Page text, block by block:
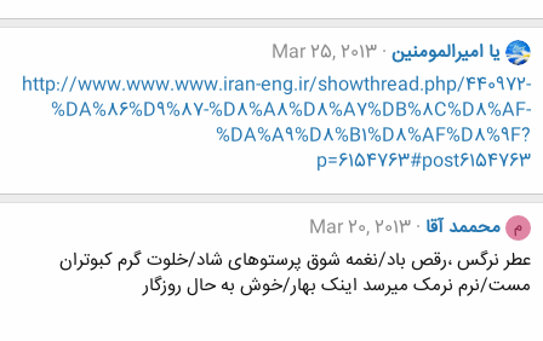
یا امیرالمومنین Mar 25, 2013
http://www.www.www.iran-eng.ir/showthread.php/440972-
%DA%86%D9%87-%D8%A8%D8%A7%DB%8C%D8%AF-
%DA%A9%D8%B1%D8%AF%D8%9F?
p=6154763#post6154763
م محممد آقا Mar 20, 2013
عطر نرگس ،رقص باد/نغمه شوق پرستوهای شاد/خلوت گرم کبوتران
مست/نرم نرمک میرسد اینک بهار/خوش به حال روزگار